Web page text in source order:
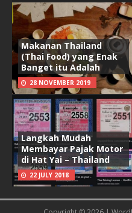
Makanan Thailand
(Thai Food) yang Enak
Banget itu Adalah
28 NOVEMBER 2019
Langkah Mudah
Membayar Pajak Motor
di Hat Yai – Thailand
22 JULY 2018